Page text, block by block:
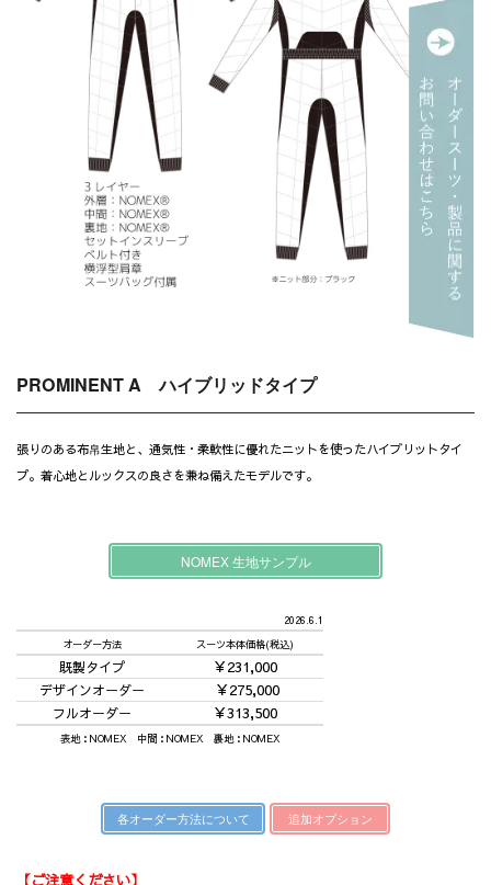
PROMINENT A ハイブリッドタイプ
張りのある布帛生地と、通気性・柔軟性に優れたニットを使ったハイブリットタイ
プ。着心地とルックスの良さを兼ね備えたモデルです。
NOMEX 生地サンプル
2026.6.1
オーダー方法
スーツ本体価格(税込)
既製タイプ ￥231,000
デザインオーダー ￥275,000
フルオーダー ￥313,500
表地：NOMEX 中間：NOMEX 裏地：NOMEX
各オーダー方法について 追加オプション
【ご注意ください】